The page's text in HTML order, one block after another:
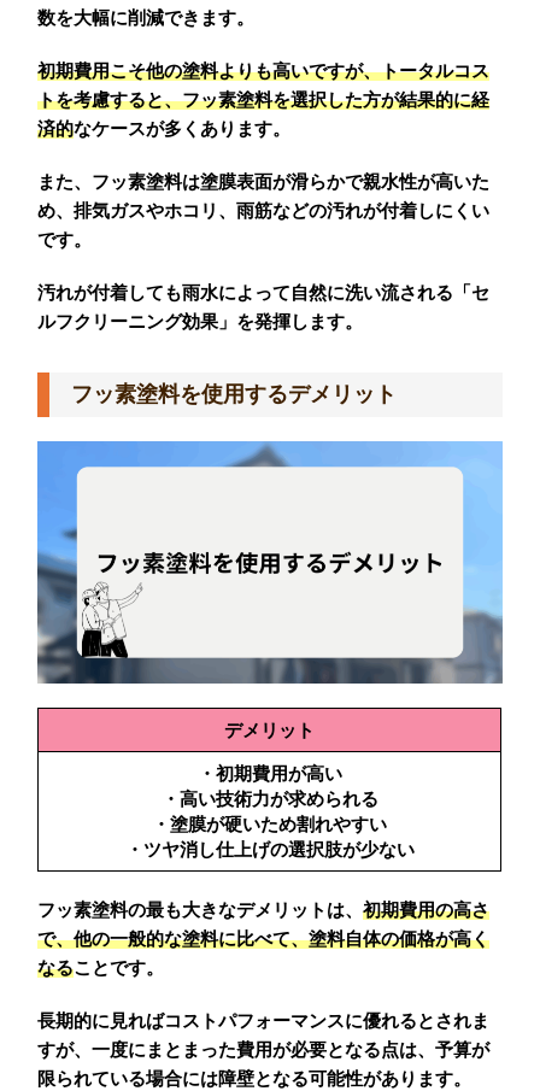
数を大幅に削減できます。
初期費用こそ他の塗料よりも高いですが、トータルコス
トを考慮すると、フッ素塗料を選択した方が結果的に経
済的なケースが多くあります。
また、フッ素塗料は塗膜表面が滑らかで親水性が高いた
め、排気ガスやホコリ、雨筋などの汚れが付着しにくい
です。
汚れが付着しても雨水によって自然に洗い流される「セ
ルフクリーニング効果」を発揮します。
フッ素塗料を使用するデメリット
デメリット
・初期費用が高い
・高い技術力が求められる
・塗膜が硬いため割れやすい
・ツヤ消し仕上げの選択肢が少ない
フッ素塗料の最も大きなデメリットは、初期費用の高さ
で、他の一般的な塗料に比べて、塗料自体の価格が高く
なることです。
長期的に見ればコストパフォーマンスに優れるとされま
すが、一度にまとまった費用が必要となる点は、予算が
限られている場合には障壁となる可能性があります。